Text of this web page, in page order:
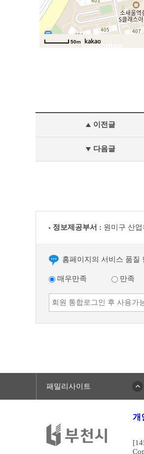
업
전
이전글
다음글
정보제공부서 : 원미구 산
홈페이지의 서비스 품질
매우만족 만족
패밀리사이트
개